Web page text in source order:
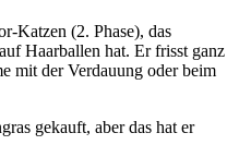
Katzen (2. Phase), das
Haarballen hat. Er frisst ganz
mit der Verdauung oder beim
gekauft, aber das hat er